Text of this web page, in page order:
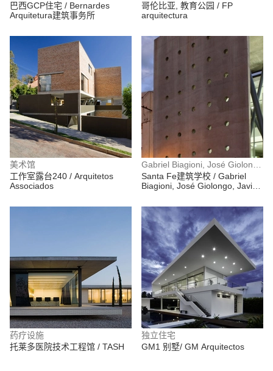
巴西GCP住宅 / Bernardes
Arquitetura建筑事务所
哥伦比亚, 教育公园 / FP
arquitectura
美术馆
工作室露台240 / Arquitetos
Associados
Santa Fe建筑学校 / Gabriel
Biagioni, José Giolongo, Javier
Luis Pessoni, Ramiro Piva
药疗设施
托莱多医院技术工程馆 / TASH
独立住宅
GM1 别墅/ GM Arquitectos